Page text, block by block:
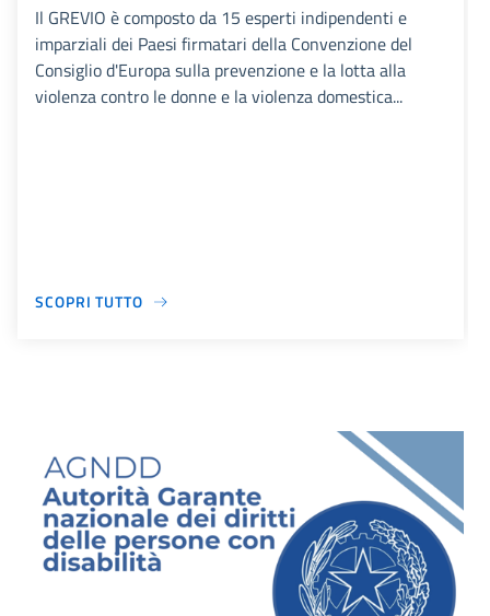
Il GREVIO è composto da 15 esperti indipendenti e
imparziali dei Paesi firmatari della Convenzione del
Consiglio d'Europa sulla prevenzione e la lotta alla
violenza contro le donne e la violenza domestica...
SCOPRI TUTTO